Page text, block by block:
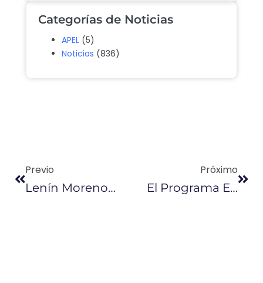
Categorías de Noticias
APEL (5)
Noticias (836)
Previo
Lenín Moreno Ratifica Que Habrá Nuevos Modelos De Contratos
Próximo
El Programa Económico Se Sostiene En 4 Ejes Y 14 Medidas